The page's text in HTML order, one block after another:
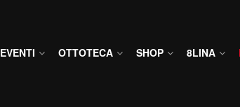
EVENTI OTTOTECA SHOP 8LINA